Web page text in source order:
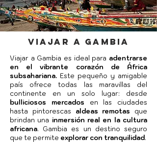
viajar a gambia
Viajar a Gambia es ideal para adentrarse
en el vibrante corazón de África
subsahariana. Este pequeño y amigable
país ofrece todas las maravillas del
continente en un solo lugar: desde
bulliciosos mercados en las ciudades
hasta pintorescas aldeas remotas que
brindan una inmersión real en la cultura
africana. Gambia es un destino seguro
que te permite explorar con tranquilidad.